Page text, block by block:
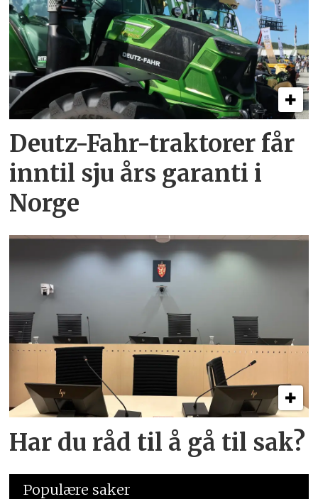
Deutz-Fahr-traktorer får
inntil sju års garanti i
Norge
Har du råd til å gå til sak?
Populære saker